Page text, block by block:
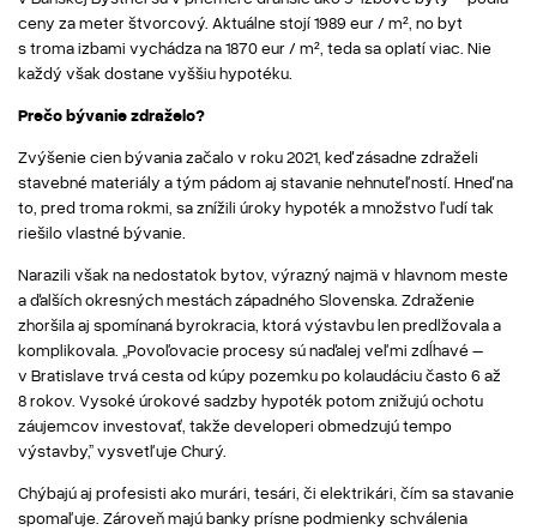
ceny za meter štvorcový. Aktuálne stojí 1989 eur / m², no byt
s troma izbami vychádza na 1870 eur / m², teda sa oplatí viac. Nie
každý však dostane vyššiu hypotéku.
Prečo bývanie zdraželo?
Zvýšenie cien bývania začalo v roku 2021, keď zásadne zdraželi
stavebné materiály a tým pádom aj stavanie nehnuteľností. Hneď na
to, pred troma rokmi, sa znížili úroky hypoték a množstvo ľudí tak
riešilo vlastné bývanie.
Narazili však na nedostatok bytov, výrazný najmä v hlavnom meste
a ďalších okresných mestách západného Slovenska. Zdraženie
zhoršila aj spomínaná byrokracia, ktorá výstavbu len predlžovala a
komplikovala. „Povoľovacie procesy sú naďalej veľmi zdĺhavé –
v Bratislave trvá cesta od kúpy pozemku po kolaudáciu často 6 až
8 rokov. Vysoké úrokové sadzby hypoték potom znižujú ochotu
záujemcov investovať, takže developeri obmedzujú tempo
výstavby,” vysvetľuje Churý.
Chýbajú aj profesisti ako murári, tesári, či elektrikári, čím sa stavanie
spomaľuje. Zároveň majú banky prísne podmienky schválenia